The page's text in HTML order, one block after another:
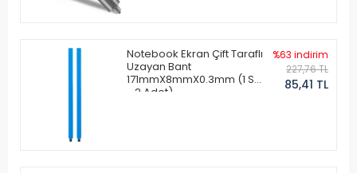
Notebook Ekran Çift Taraflı
Uzayan Bant
171mmX8mmX0.3mm (1 Set
- 2 Adet)
%63 indirim
227,76 TL
85,41 TL